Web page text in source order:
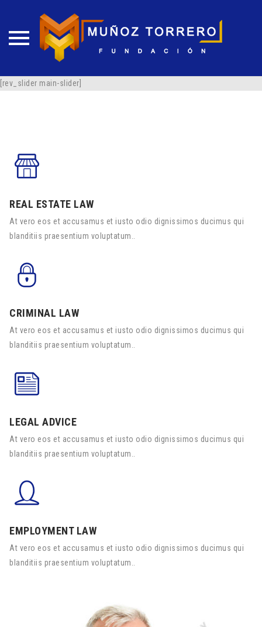
Skip
[rev_slider main-slider]
REAL ESTATE LAW
At vero eos et accusamus et iusto odio dignissimos ducimus qui
blanditiis praesentium voluptatum..
CRIMINAL LAW
At vero eos et accusamus et iusto odio dignissimos ducimus qui
blanditiis praesentium voluptatum..
LEGAL ADVICE
At vero eos et accusamus et iusto odio dignissimos ducimus qui
blanditiis praesentium voluptatum..
EMPLOYMENT LAW
At vero eos et accusamus et iusto odio dignissimos ducimus qui
blanditiis praesentium voluptatum..